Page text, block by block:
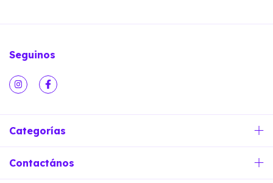
Seguinos
Categorías
Contactános